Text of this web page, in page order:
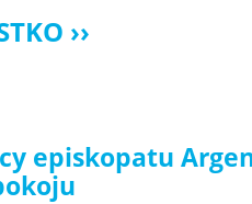
episkopatu